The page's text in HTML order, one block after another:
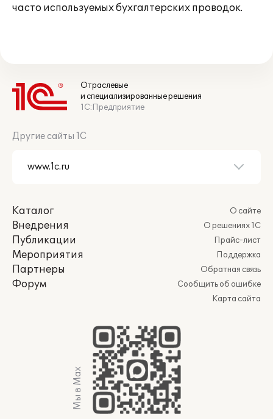
часто используемых бухгалтерских проводок.
Отраслевые
и специализированные решения
1С:Предприятие
Другие сайты 1С
Каталог
Внедрения
Публикации
Мероприятия
Партнеры
Форум
О сайте
О решениях 1С
Прайс-лист
Поддержка
Обратная связь
Сообщить об ошибке
Карта сайта
Мы в Max